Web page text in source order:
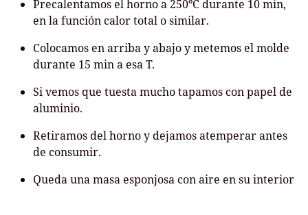
Precalentamos el horno a 250ºC durante 10 min,
en la función calor total o similar.
Colocamos en arriba y abajo y metemos el molde
durante 15 min a esa T.
Si vemos que tuesta mucho tapamos con papel de
aluminio.
Retiramos del horno y dejamos atemperar antes
de consumir.
Queda una masa esponjosa con aire en su interior